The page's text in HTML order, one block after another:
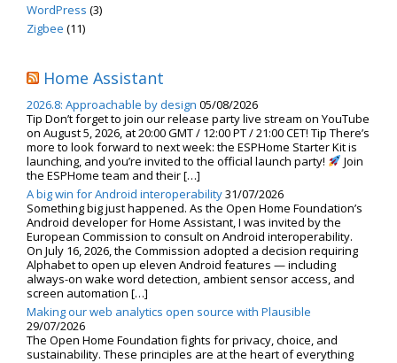
WordPress (3)
Zigbee (11)
Home Assistant
2026.8: Approachable by design 05/08/2026
Tip Don’t forget to join our release party live stream on YouTube
on August 5, 2026, at 20:00 GMT / 12:00 PT / 21:00 CET! Tip There’s
more to look forward to next week: the ESPHome Starter Kit is
launching, and you’re invited to the official launch party!
Join
the ESPHome team and their […]
A big win for Android interoperability31/07/2026
Something big just happened. As the Open Home Foundation’s
Android developer for Home Assistant, I was invited by the
European Commission to consult on Android interoperability.
On July 16, 2026, the Commission adopted a decision requiring
Alphabet to open up eleven Android features — including
always-on wake word detection, ambient sensor access, and
screen automation […]
Making our web analytics open source with Plausible
29/07/2026
The Open Home Foundation fights for privacy, choice, and
sustainability. These principles are at the heart of everything